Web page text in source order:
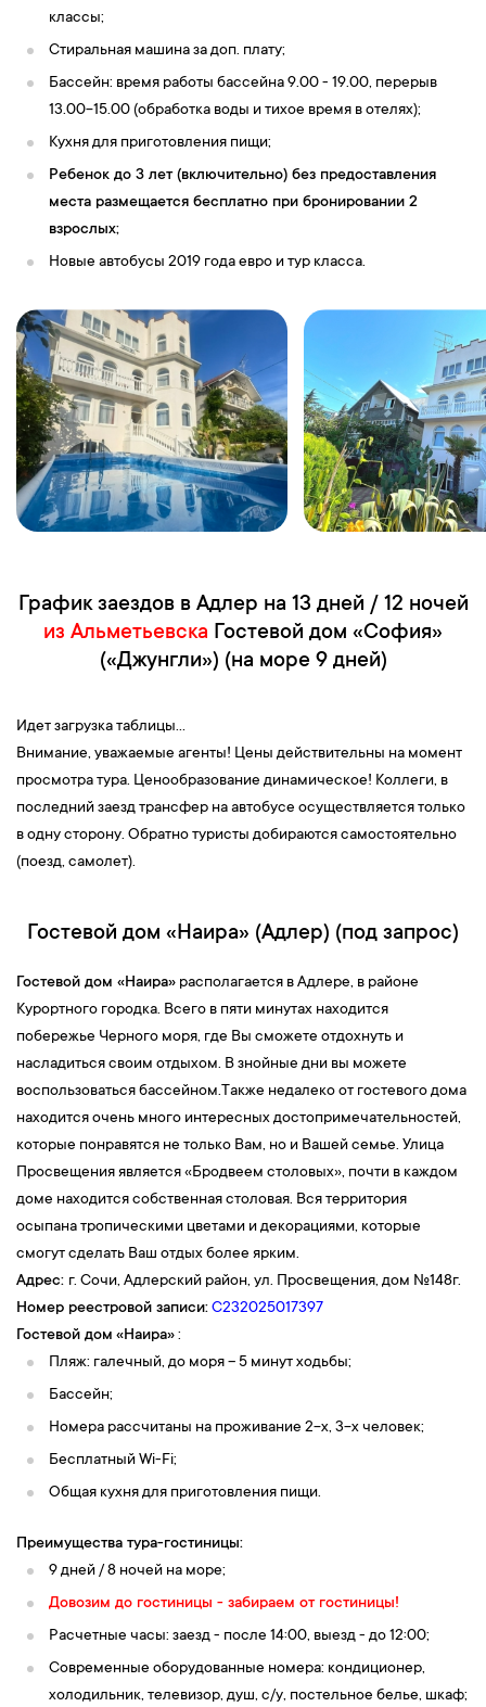
классы;
Стиральная машина за доп. плату;
Бассейн: время работы бассейна 9.00 - 19.00, перерыв
13.00-15.00 (обработка воды и тихое время в отелях);
Кухня для приготовления пищи;
Ребенок до 3 лет (включительно) без предоставления
места размещается бесплатно при бронировании 2
взрослых;
Новые автобусы 2019 года евро и тур класса.
График заездов в Адлер на 13 дней / 12 ночей
из Альметьевска Гостевой дом «София»
(«Джунгли») (на море 9 дней)
Идет загрузка таблицы...
Внимание, уважаемые агенты! Цены действительны на момент
просмотра тура. Ценообразование динамическое! Коллеги, в
последний заезд трансфер на автобусе осуществляется только
в одну сторону. Обратно туристы добираются самостоятельно
(поезд, самолет).
Гостевой дом «Наира» (Адлер) (под запрос)
Гостевой дом «Наира» располагается в Адлере, в районе
Курортного городка. Всего в пяти минутах находится
побережье Черного моря, где Вы сможете отдохнуть и
насладиться своим отдыхом. В знойные дни вы можете
воспользоваться бассейном.Также недалеко от гостевого дома
находится очень много интересных достопримечательностей,
которые понравятся не только Вам, но и Вашей семье. Улица
Просвещения является «Бродвеем столовых», почти в каждом
доме находится собственная столовая. Вся территория
осыпана тропическими цветами и декорациями, которые
смогут сделать Ваш отдых более ярким.
Адрес: г. Сочи, Адлерский район, ул. Просвещения, дом №148г.
Номер реестровой записи:С232025017397
Гостевой дом «Наира»:
Пляж: галечный, до моря – 5 минут ходьбы;
Бассейн;
Номера рассчитаны на проживание 2-х, 3-х человек;
Бесплатный Wi-Fi;
Общая кухня для приготовления пищи.
Преимущества тура-гостиницы:
9 дней / 8 ночей на море;
Довозим до гостиницы - забираем от гостиницы!
Расчетные часы: заезд - после 14:00, выезд - до 12:00;
Современные оборудованные номера: кондиционер,
холодильник, телевизор, душ, c/у, постельное белье, шкаф;